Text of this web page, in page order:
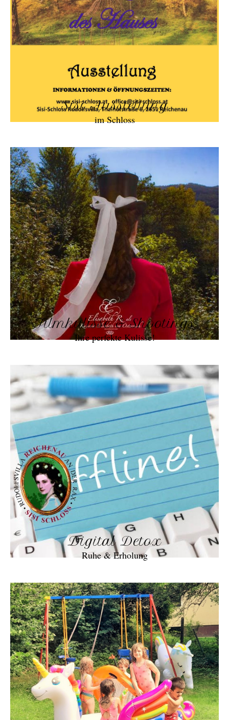
Sisi Ausstellung
im Schloss
Filmkulisse & Shootings
Ihre perfekte Kulisse!
Digital Detox
Ruhe & Erholung